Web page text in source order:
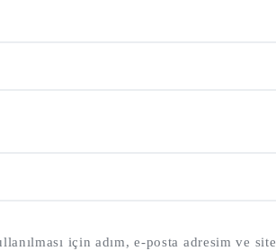
için adım, e-posta adresim ve site